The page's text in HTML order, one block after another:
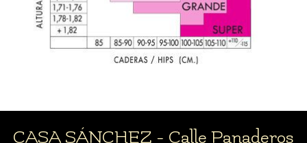
CASA SÁNCHEZ - Calle Panaderos